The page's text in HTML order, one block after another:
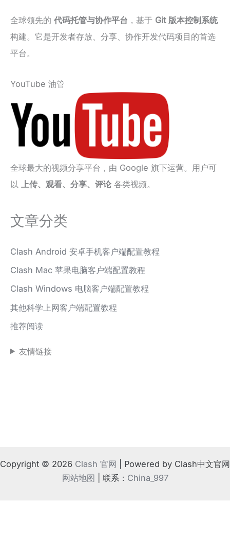
全球领先的 代码托管与协作平台 ，基于 Git 版本控制系统
构建。它是开发者存放、分享、协作开发代码项目的首选
平台。
YouTube 油管
全球最大的视频分享平台，由 Google 旗下运营。用户可
以
上传、观看、分享、评论 各类视频。
文章分类
Clash Android 安卓手机客户端配置教程
Clash Mac 苹果电脑客户端配置教程
Clash Windows 电脑客户端配置教程
其他科学上网客户端配置教程
推荐阅读
友情链接
Copyright © 2026 Clash 官网 | Powered by Clash中文官网
网站地图 | 联系： China_997